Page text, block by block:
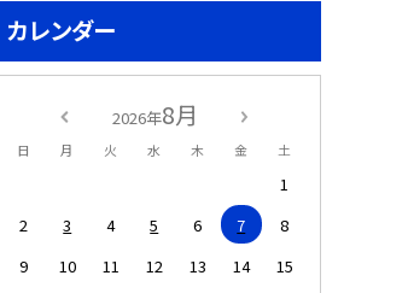
カレンダー
2026年8月
日 月 火 水 木 金 土
1
2
3 4 5 6 7
8
9
10 11 12 13 14
15